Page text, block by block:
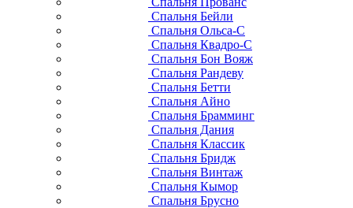
Спальня Бейли
Спальня Ольса-С
Спальня Квадро-С
Спальня Бон Вояж
Спальня Рандеву
Спальня Бетти
Спальня Айно
Спальня Брамминг
Спальня Дания
Спальня Классик
Спальня Бридж
Спальня Винтаж
Спальня Кымор
Спальня Брусно